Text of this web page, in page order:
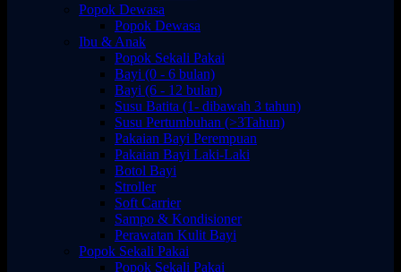
Popok Dewasa
Popok Dewasa
Ibu & Anak
Popok Sekali Pakai
Bayi (0 - 6 bulan)
Bayi (6 - 12 bulan)
Susu Batita (1- dibawah 3 tahun)
Susu Pertumbuhan (>3Tahun)
Pakaian Bayi Perempuan
Pakaian Bayi Laki-Laki
Botol Bayi
Stroller
Soft Carrier
Sampo & Kondisioner
Perawatan Kulit Bayi
Popok Sekali Pakai
Popok Sekali Pakai